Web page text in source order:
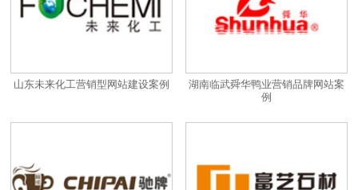
山东未来化工营销型网站建设案例
湖南临武舜华鸭业营销品牌网站案
例